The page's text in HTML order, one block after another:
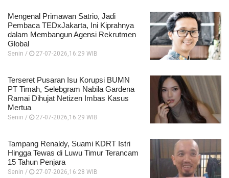
Mengenal Primawan Satrio, Jadi
Pembaca TEDxJakarta, Ini Kiprahnya
dalam Membangun Agensi Rekrutmen
Global
Senin / 27-07-2026,16:29 WIB
Terseret Pusaran Isu Korupsi BUMN
PT Timah, Selebgram Nabila Gardena
Ramai Dihujat Netizen Imbas Kasus
Mertua
Senin / 27-07-2026,16:29 WIB
Tampang Renaldy, Suami KDRT Istri
Hingga Tewas di Luwu Timur Terancam
15 Tahun Penjara
Senin / 27-07-2026,16:28 WIB